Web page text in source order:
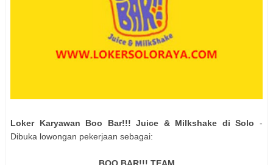
Loker Karyawan Boo Bar!!! Juice & Milkshake di Solo -
Dibuka lowongan pekerjaan sebagai:
BOO BAR!!! TEAM